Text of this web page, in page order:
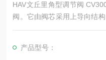
HAV文丘里角型调节阀 CV3000系列的主打产品，简称HAV调节
阀。它由阀芯采用上导向结
大，可调范围广。适用于控
蒸流体。调节阀配用多弹簧
大。角型调节阀是各装置广
产品型号：